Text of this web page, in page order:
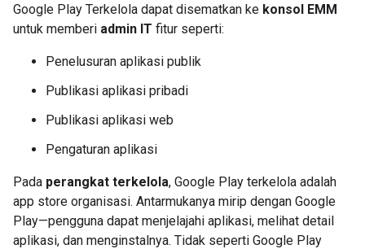
Google Play Terkelola dapat disematkan ke konsol EMM
untuk memberi admin IT fitur seperti:
Penelusuran aplikasi publik
Publikasi aplikasi pribadi
Publikasi aplikasi web
Pengaturan aplikasi
Pada perangkat terkelola, Google Play terkelola adalah
app store organisasi. Antarmukanya mirip dengan Google
Play—pengguna dapat menjelajahi aplikasi, melihat detail
aplikasi, dan menginstalnya. Tidak seperti Google Play